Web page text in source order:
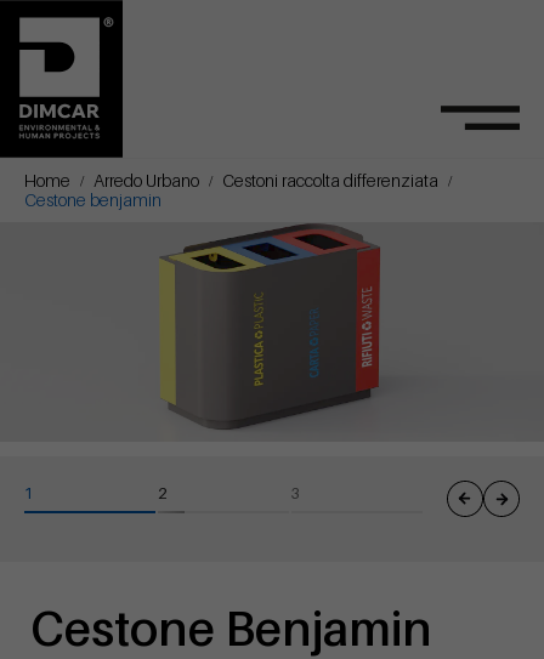
Home Arredo Urbano
Cestoni raccolta differenziata
Cestone benjamin
Cestone Benjamin